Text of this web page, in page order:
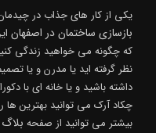
یکی از کار های جذاب در
بازسازی ساختمان در اصفهان
که چگونه می خواهید زندگی
نظر گرفته اید یا مدرن و یا
داشته باشید و یا خانه ای با
چکاد آرک می توانید بهترین ها
بیشتر می توانید از صفحه